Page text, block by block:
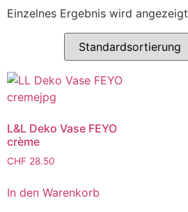
Einzelnes Ergebnis wird angezeigt
L&L Deko Vase FEYO
crème
CHF 28.50
In den Warenkorb